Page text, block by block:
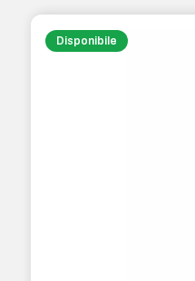
Disponibile